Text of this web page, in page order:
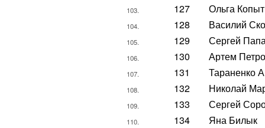
103. 127 Ольга
104. 128 Василий
105. 129 Сергей
106. 130 Артем
107. 131 Тараненко
108. 132 Николай
109. 133 Сергей
110. 134 Яна Билык